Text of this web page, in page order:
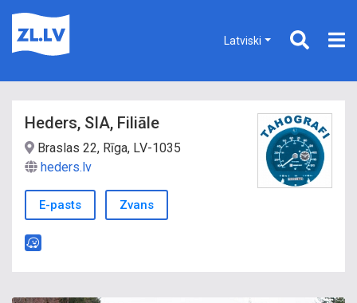
Latviski
Heders, SIA, Filiāle
Braslas 22, Rīga, LV-1035
heders.lv
E-pasts Zvans